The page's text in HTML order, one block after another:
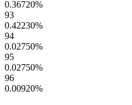
0.36720%
93
0.42230%
94
0.02750%
95
0.02750%
96
0.00920%